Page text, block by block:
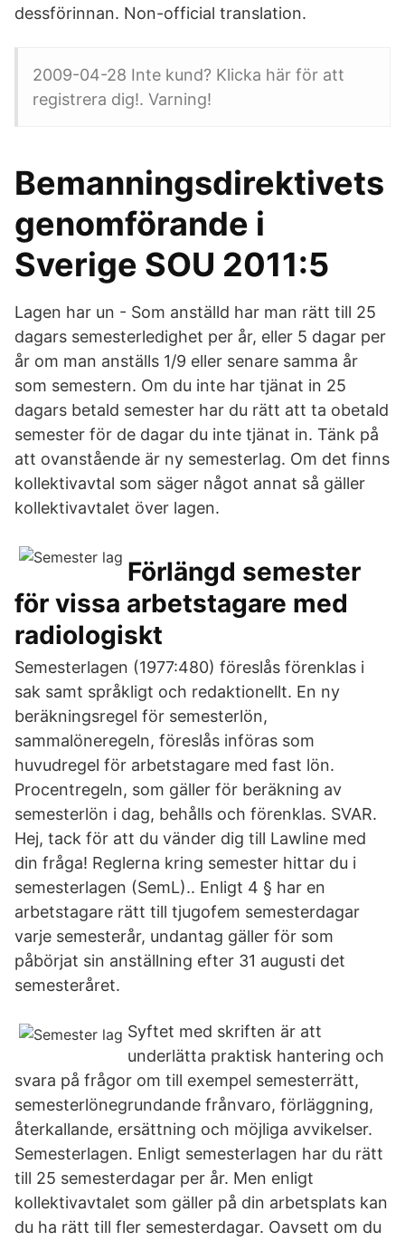
dessförinnan. Non-official translation.
2009-04-28 Inte kund? Klicka här för att
registrera dig!. Varning!
Bemanningsdirektivets
genomförande i
Sverige SOU 2011:5
Lagen har un - Som anställd har man rätt till 25
dagars semesterledighet per år, eller 5 dagar per
år om man anställs 1/9 eller senare samma år
som semestern. Om du inte har tjänat in 25
dagars betald semester har du rätt att ta obetald
semester för de dagar du inte tjänat in. Tänk på
att ovanstående är ny semesterlag. Om det finns
kollektivavtal som säger något annat så gäller
kollektivavtalet över lagen.
Förlängd semester
för vissa arbetstagare med
radiologiskt
Semesterlagen (1977:480) föreslås förenklas i
sak samt språkligt och redaktionellt. En ny
beräkningsregel för semesterlön,
sammalöneregeln, föreslås införas som
huvudregel för arbetstagare med fast lön.
Procentregeln, som gäller för beräkning av
semesterlön i dag, behålls och förenklas. SVAR.
Hej, tack för att du vänder dig till Lawline med
din fråga! Reglerna kring semester hittar du i
semesterlagen (SemL).. Enligt 4 § har en
arbetstagare rätt till tjugofem semesterdagar
varje semesterår, undantag gäller för som
påbörjat sin anställning efter 31 augusti det
semesteråret.
Syftet med skriften är att
underlätta praktisk hantering och
svara på frågor om till exempel semesterrätt,
semesterlönegrundande frånvaro, förläggning,
återkallande, ersättning och möjliga avvikelser.
Semesterlagen. Enligt semesterlagen har du rätt
till 25 semesterdagar per år. Men enligt
kollektivavtalet som gäller på din arbetsplats kan
du ha rätt till fler semesterdagar. Oavsett om du